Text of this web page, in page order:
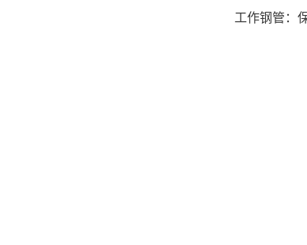
工作钢管：